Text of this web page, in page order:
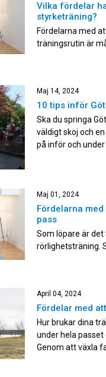
Vilka fördelar
styrketräning?
Fördelarna med
träningsrutin är
[…]
Maj 14, 2024
10 tips inför
Ska du springa
väldigt skoj och
på inför och
Maj 01, 2024
Fördelarna
pass
Som löpare är
rörlighetsträning.
ensidigt
April 04, 2024
Fördelar med
Hur brukar dina
under hela
Genom att växla